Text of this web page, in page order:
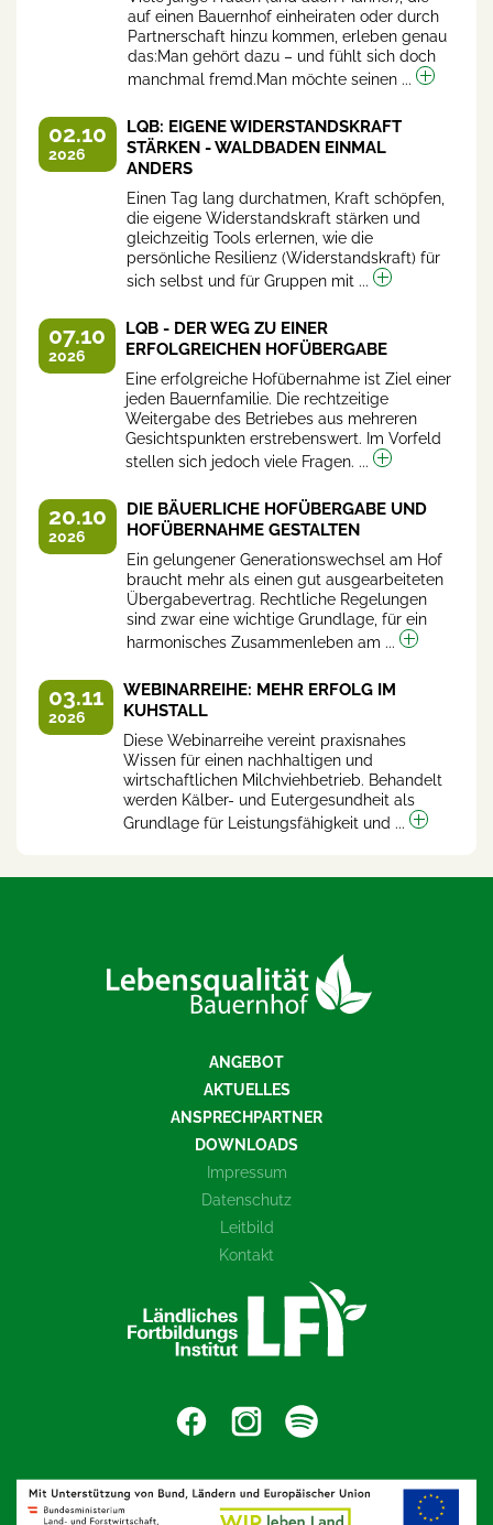
auf einen Bauernhof einheiraten oder durch
Partnerschaft hinzu kommen, erleben genau
das:Man gehört dazu – und fühlt sich doch
manchmal fremd.Man möchte seinen ...
02.10
2026
LQB: EIGENE WIDERSTANDSKRAFT
STÄRKEN - WALDBADEN EINMAL
ANDERS
Einen Tag lang durchatmen, Kraft schöpfen,
die eigene Widerstandskraft stärken und
gleichzeitig Tools erlernen, wie die
persönliche Resilienz (Widerstandskraft) für
sich selbst und für Gruppen mit ...
07.10
2026
LQB - DER WEG ZU EINER
ERFOLGREICHEN HOFÜBERGABE
Eine erfolgreiche Hofübernahme ist Ziel einer
jeden Bauernfamilie. Die rechtzeitige
Weitergabe des Betriebes aus mehreren
Gesichtspunkten erstrebenswert. Im Vorfeld
stellen sich jedoch viele Fragen. ...
20.10
2026
DIE BÄUERLICHE HOFÜBERGABE UND
HOFÜBERNAHME GESTALTEN
Ein gelungener Generationswechsel am Hof
braucht mehr als einen gut ausgearbeiteten
Übergabevertrag. Rechtliche Regelungen
sind zwar eine wichtige Grundlage, für ein
harmonisches Zusammenleben am ...
03.11
2026
WEBINARREIHE: MEHR ERFOLG IM
KUHSTALL
Diese Webinarreihe vereint praxisnahes
Wissen für einen nachhaltigen und
wirtschaftlichen Milchviehbetrieb. Behandelt
werden Kälber- und Eutergesundheit als
Grundlage für Leistungsfähigkeit und ...
ANGEBOT
AKTUELLES
ANSPRECHPARTNER
DOWNLOADS
Impressum
Datenschutz
Leitbild
Kontakt